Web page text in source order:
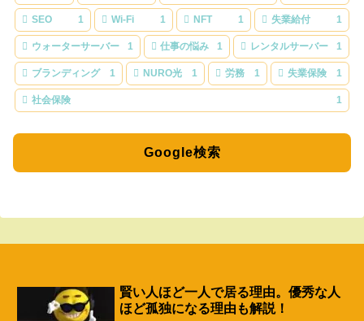
SEO 1 Wi-Fi 1 NFT 1 失業給付 1
ウォーターサーバー 1 仕事の悩み 1 レンタルサーバー 1
ブランディング 1 NURO光 1 労務 1 失業保険 1
社会保険 1
Google検索
賢い人ほど一人で居る理由。優秀な人
ほど孤独になる理由も解説！